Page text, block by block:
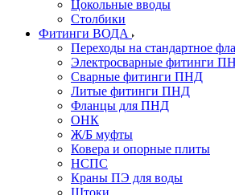
Цокольные вводы
Столбики
Фитинги ВОДА
Переходы на стандартное
Электросварные фитинги
Сварные фитинги ПНД
Литые фитинги ПНД
Фланцы для ПНД
ОНК
Ж/Б муфты
Ковера и опорные плиты
НСПС
Краны ПЭ для воды
Штоки